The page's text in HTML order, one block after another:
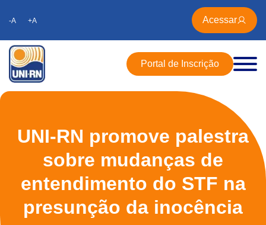
-A +A Acessar
Portal de Inscrição
UNI-RN promove palestra
sobre mudanças de
entendimento do STF na
presunção da inocência